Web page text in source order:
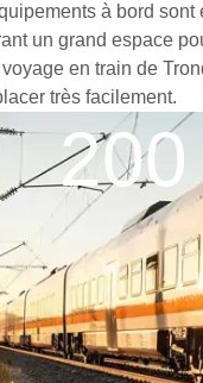
à bord
un grand espace
en train de
très facilement.